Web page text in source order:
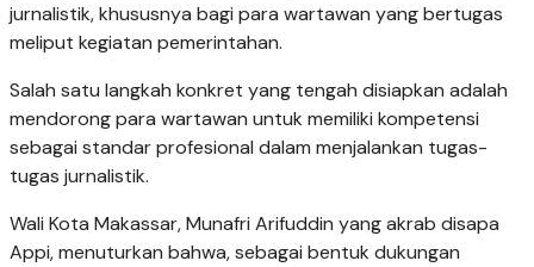
jurnalistik, khususnya bagi para wartawan yang bertugas
meliput kegiatan pemerintahan.
Salah satu langkah konkret yang tengah disiapkan adalah
mendorong para wartawan untuk memiliki kompetensi
sebagai standar profesional dalam menjalankan tugas-
tugas jurnalistik.
Wali Kota Makassar, Munafri Arifuddin yang akrab disapa
Appi, menuturkan bahwa, sebagai bentuk dukungan